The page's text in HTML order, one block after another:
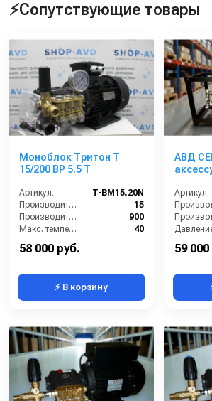
⚡Сопутствующие товары
Моноблок Тритон T
15/200 BP 5.5 T
Артикул:
T-BM15.20N
Производительность (л/мин):
15
Производительность (л/ч):
900
Макс. температура воды на входе (°C):
40
Обороты двигателя (об/мин):
58 000 руб.
⚡ В корзину
АВД
Артикул:
59